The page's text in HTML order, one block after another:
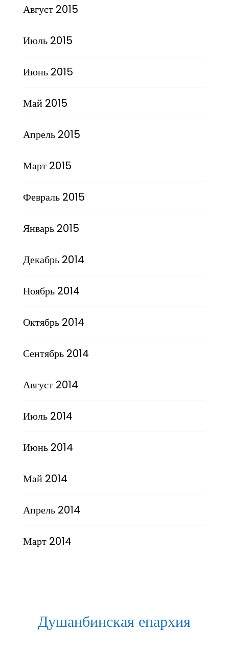
Август 2015
Июль 2015
Июнь 2015
Май 2015
Апрель 2015
Март 2015
Февраль 2015
Январь 2015
Декабрь 2014
Ноябрь 2014
Октябрь 2014
Сентябрь 2014
Август 2014
Июль 2014
Июнь 2014
Май 2014
Апрель 2014
Март 2014
Душанбинская епархия